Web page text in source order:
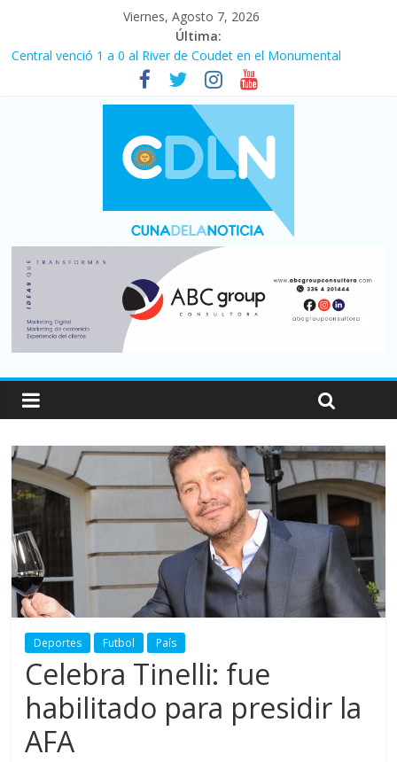
Viernes, Agosto 7, 2026
Última:
Central venció 1 a 0 al River de Coudet en el Monumental
La morosidad alcanzó su nivel más alto en dos décadas y ya
afecta a 400 mil deudores en Santa Fe
Desde que asumió Milei cerraron 41.000 kioscos: el sector
denuncia crisis como en 2001
Vacaciones de invierno con más movimiento y consumo
turístico: 4,6 millones de personas viajaron por el país, un 5,9%
Fuerte caída de la venta de autos usados en julio: bajó un 12,6%
Deportes Futbol País
Celebra Tinelli: fue
habilitado para presidir la
AFA